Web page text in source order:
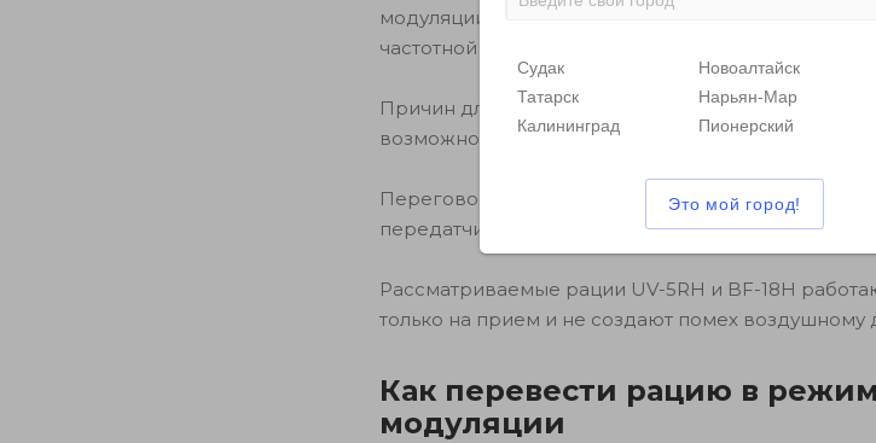
Судак
Татарск
Калининград
Новоалтайск
Нарьян-Мар
Пионерский
модуляции (АМ). Обычная же связь между
частотной модуляции (FM).
Причин для применения АМ несколько: эффект
возможность принимать на одной частоте сигнал
Переговоры пилотов и диспетчеров никак не
передатчиков авиационного диапазона
Рассматриваемые рации UV-5RH и BF-18H
только на прием и не создают помех
Как перевести рацию в
модуляции